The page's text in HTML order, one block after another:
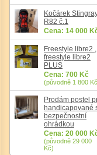
Kočárek
R82 č.1
Cena: 14 000
Freestyle libre2 ,
freestyle libre2
PLUS
Cena: 700 Kč
(původně 1 800
Prodám postel
handicapované
bezpečnostní
ohrádkou
Cena: 20 000
(původně 29 000
Kč)